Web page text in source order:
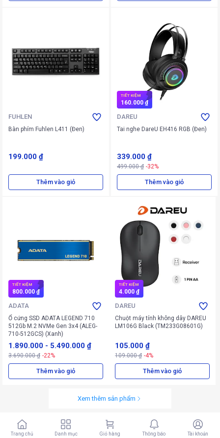
FUHLEN
Bàn phím Fuhlen L411 (Đen)
199.000 ₫
Thêm vào giỏ
TIẾT KIỆM
160.000 ₫
DAREU
Tai nghe DareU EH416 RGB (Đen)
339.000 ₫
499.000 ₫ -32%
Thêm vào giỏ
TIẾT KIỆM
800.000 ₫
ADATA
Ổ cứng SSD ADATA LEGEND 710
512Gb M.2 NVMe Gen 3x4 (ALEG-
710-512GCS) (Xanh)
1.890.000 - 5.490.000 ₫
3.690.000 ₫ -22%
Thêm vào giỏ
TIẾT KIỆM
4.000 ₫
DAREU
Chuột máy tính không dây DAREU
LM106G Black (TM233G08601G)
105.000 ₫
109.000 ₫ -4%
Thêm vào giỏ
Xem thêm sản phẩm
Trang chủ Danh mục Giỏ hàng Thông báo Tài khoản